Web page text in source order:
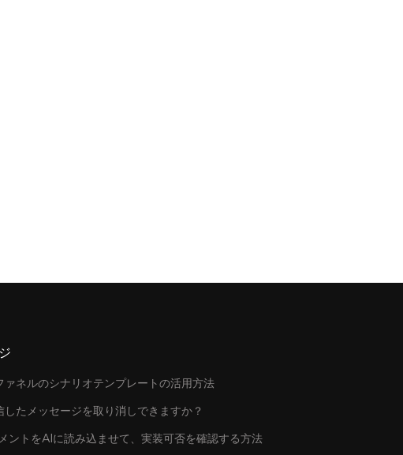
ァネルのシナリオテンプレートの活用方法
したメッセージを取り消しできますか？
ントをAIに読み込ませて、実装可否を確認する方法